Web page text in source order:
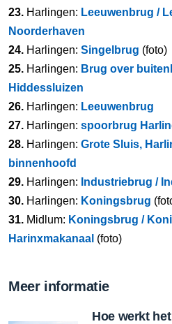
23. Harlingen: Leeuwenbrug /
Noorderhaven
24. Harlingen: Singelbrug (foto)
25. Harlingen: Brug over
Hiddessluizen
26. Harlingen: Leeuwenbrug
27. Harlingen: spoorbrug
28. Harlingen: Grote Sluis,
binnenhoofd
29. Harlingen: Industriebrug /
30. Harlingen: Koningsbrug
31. Midlum: Koningsbrug /
Harinxmakanaal (foto)
Meer informatie
Hoe werkt